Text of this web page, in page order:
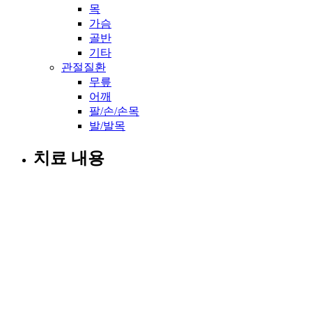
목
가슴
골반
기타
관절질환
무릎
어깨
팔/손/손목
발/발목
치료 내용